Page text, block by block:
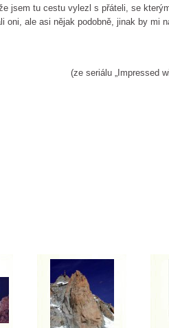
jsem tu cestu vylezl s přáteli, se
ale asi nějak podobně, jinak by mi
(ze seriálu „Impressed